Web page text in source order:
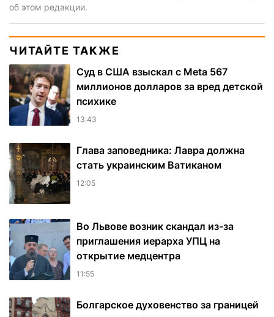
об этом редакции.
ЧИТАЙТЕ ТАКЖЕ
Суд в США взыскал с Meta 567
миллионов долларов за вред детской
психике
13:43
Глава заповедника: Лавра должна
стать украинским Ватиканом
12:05
Во Львове возник скандал из-за
приглашения иерарха УПЦ на
открытие медцентра
11:55
Болгарское духовенство за границей